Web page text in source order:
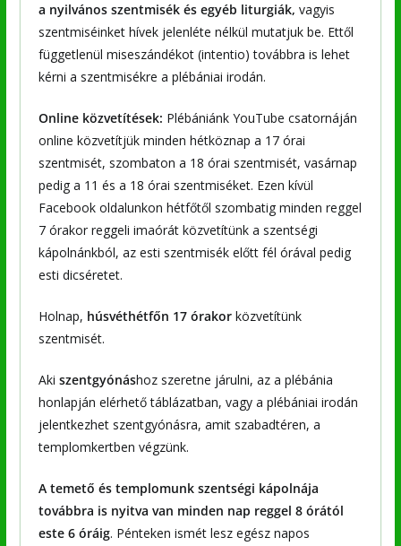
a nyilvános szentmisék és egyéb liturgiák, vagyis
szentmiséinket hívek jelenléte nélkül mutatjuk be. Ettől
függetlenül miseszándékot (intentio) továbbra is lehet
kérni a szentmisékre a plébániai irodán.
Online közvetítések: Plébániánk YouTube csatornáján
online közvetítjük minden hétköznap a 17 órai
szentmisét, szombaton a 18 órai szentmisét, vasárnap
pedig a 11 és a 18 órai szentmiséket. Ezen kívül
Facebook oldalunkon hétfőtől szombatig minden reggel
7 órakor reggeli imaórát közvetítünk a szentségi
kápolnánkból, az esti szentmisék előtt fél órával pedig
esti dicséretet.
Holnap, húsvéthétfőn 17 órakorközvetítünk
szentmisét.
Aki szentgyónáshoz szeretne járulni, az a plébánia
honlapján elérhető táblázatban, vagy a plébániai irodán
jelentkezhet szentgyónásra, amit szabadtéren, a
templomkertben végzünk.
A temető és templomunk szentségi kápolnája
továbbra is nyitva van minden nap reggel 8 órától
este 6 óráig. Pénteken ismét lesz egész napos